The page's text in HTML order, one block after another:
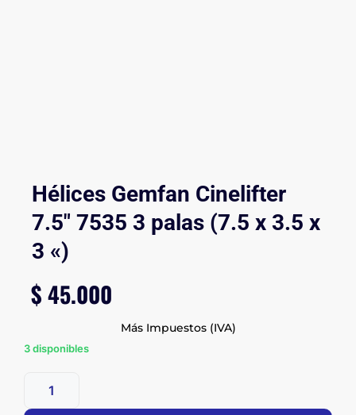
Hélices Gemfan Cinelifter
7.5″ 7535 3 palas (7.5 x 3.5 x
3 «)
$45.000
Más Impuestos (IVA)
3 disponibles